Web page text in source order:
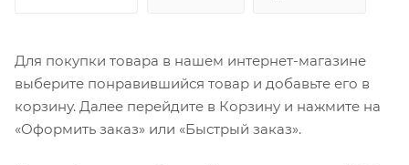
Для покупки товара в нашем интернет-магазине
выберите понравившийся товар и добавьте его в
корзину. Далее перейдите в Корзину и нажмите на
«Оформить заказ» или «Быстрый заказ».